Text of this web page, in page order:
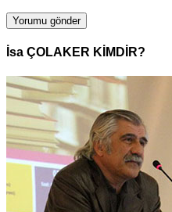
İsa ÇOLAKER KİMDİR?